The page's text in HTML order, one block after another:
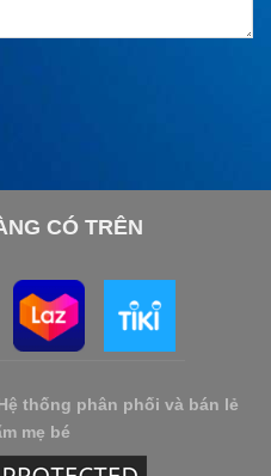
CÓ TRÊN
thống phân phối và bán lẻ
mẹ bé